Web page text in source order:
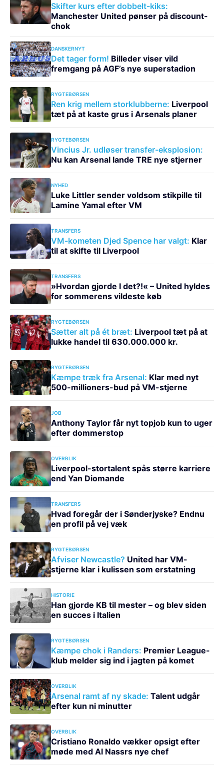
Skifter kurs efter dobbelt-kiks:
Manchester United pønser på discount-
chok
DANSKERNYT
Det tager form! Billeder viser vild
fremgang på AGF’s nye superstadion
RYGTEBØRSEN
Ren krig mellem storklubberne: Liverpool
tæt på at kaste grus i Arsenals planer
RYGTEBØRSEN
Vincius Jr. udløser transfer-eksplosion:
Nu kan Arsenal lande TRE nye stjerner
NYHED
Luke Littler sender voldsom stikpille til
Lamine Yamal efter VM
TRANSFERS
VM-kometen Djed Spence har valgt: Klar
til at skifte til Liverpool
TRANSFERS
»Hvordan gjorde I det?!« – United hyldes
for sommerens vildeste køb
RYGTEBØRSEN
Sætter alt på ét bræt: Liverpool tæt på at
lukke handel til 630.000.000 kr.
RYGTEBØRSEN
Kæmpe træk fra Arsenal: Klar med nyt
500-millioners-bud på VM-stjerne
JOB
Anthony Taylor får nyt topjob kun to uger
efter dommerstop
OVERBLIK
Liverpool-stortalent spås større karriere
end Yan Diomande
TRANSFERS
Hvad foregår der i Sønderjyske? Endnu
en profil på vej væk
RYGTEBØRSEN
Afviser Newcastle? United har VM-
stjerne klar i kulissen som erstatning
HISTORIE
Han gjorde KB til mester – og blev siden
en succes i Italien
RYGTEBØRSEN
Kæmpe chok i Randers: Premier League-
klub melder sig ind i jagten på komet
OVERBLIK
Arsenal ramt af ny skade: Talent udgår
efter kun ni minutter
OVERBLIK
Cristiano Ronaldo vækker opsigt efter
møde med Al Nassrs nye chef